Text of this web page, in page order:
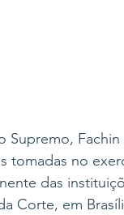
tomadas no
das
Corte, em